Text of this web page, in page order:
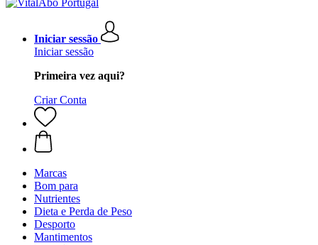
Iniciar sessão
Iniciar sessão
Primeira vez aqui?
Criar Conta
Marcas
Bom para
Nutrientes
Dieta e Perda de Peso
Desporto
Mantimentos